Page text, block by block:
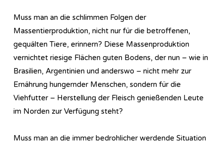
Muss man an die schlimmen Folgen der
Massentierproduktion, nicht nur für die betroffenen,
gequälten Tiere, erinnern? Diese Massenproduktion
vernichtet riesige Flächen guten Bodens, der nun – wie in
Brasilien, Argentinien und anderswo – nicht mehr zur
Ernährung hungernder Menschen, sondern für die
Viehfutter – Herstellung der Fleisch genießenden Leute
im Norden zur Verfügung steht?
Muss man an die immer bedrohlicher werdende Situation